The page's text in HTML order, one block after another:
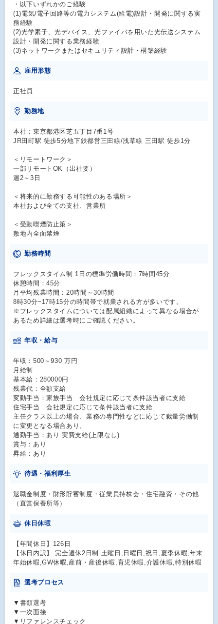
・以下いずれかのご経験
(1)電気/電子回路等の電力システム(給電)設計・開発に関する実
務経験
(2)光学素子、光デバイス、光ファイバを用いた光伝送システム
設計・開発に関する業務経験
(3)ネットワークまたはセキュリティ設計・構築経験
雇用形態
正社員
勤務地
本社：東京都港区芝五丁目7番1号
JR田町駅 徒歩5分地下鉄都営三田線/浅草線 三田駅 徒歩1分
＜リモートワーク＞
一部リモートOK（出社要）
週2～3日
＜将来的に勤務する可能性のある場所＞
本社および全ての支社、営業所
＜受動喫煙防止策＞
敷地内全面禁煙
勤務時間
フレックスタイム制 1日の標準労働時間：7時間45分
休憩時間：45分
月平均残業時間：20時間～30時間
8時30分~17時15分の時間帯で就業される方が多いです。
※フレックスタイムについては配属組織によって異なる場合が
あるため詳細は選考時にご確認ください。
年収・給与
年収：500～930 万円
月給制
基本給：280000円
残業代：全額支給
変動手当：家族手当 会社規定に応じて条件該当者に支給
住宅手当 会社規定に応じて条件該当者に支給
主任クラス以上の場合、業務の専門性などに応じて裁量労働制
に変更となる場合あり。
通勤手当：あり 実費支給(上限なし)
賞与：あり
昇給：あり
待遇・福利厚生
退職金制度・財形貯蓄制度・従業員持株会・住宅融資・その他
（直営保養所等）
休日休暇
【年間休日】126日
【休日内訳】 完全週休2日制 土曜日,日曜日,祝日,夏季休暇,年末
年始休暇,GW休暇,産前・産後休暇,育児休暇,介護休暇,特別休暇
選考プロセス
▼書類選考
▼一次面接
▼リファレンスチェック